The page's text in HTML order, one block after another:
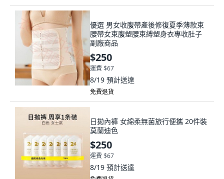
優選 男女收腹帶產後修復夏季薄款束
腰帶女束腹塑腰束縛塑身衣專收肚子
副廠商品
$250
運費 $67
8/19 預計送達
免費退貨
日拋內褲 女綿柔無菌旅行便攜 20件裝
莫蘭迪色
$250
運費 $67
8/19 預計送達